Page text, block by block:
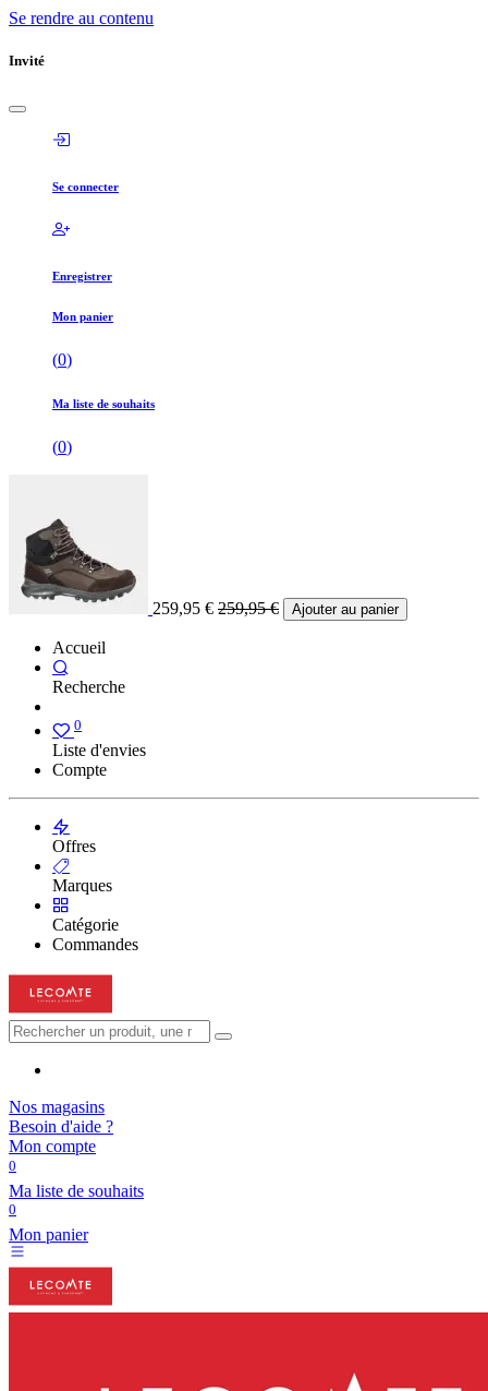
Se rendre au contenu
Invité
Se connecter
Enregistrer
Mon panier
(0)
Ma liste de souhaits
(0)
259,95 € 259,95€ Ajouter au panier
Accueil
Recherche
0
Liste d'envies
Compte
Offres
Marques
Catégorie
Commandes
Nos magasins
Besoin d'aide ?
Mon compte
0
Ma liste de souhaits
0
Mon panier